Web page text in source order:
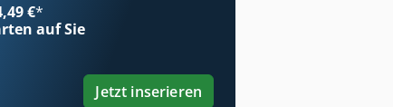
€*
auf Sie
Jetzt inserieren